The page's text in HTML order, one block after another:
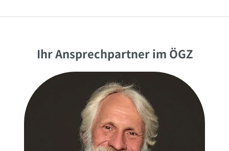
Ihr Ansprechpartner im ÖGZ